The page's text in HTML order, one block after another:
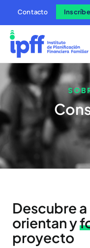
Contacto
Descubre
orientan y
proyecto